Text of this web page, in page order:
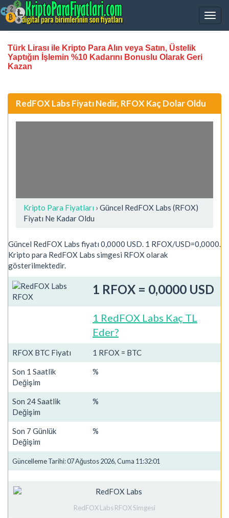
Türk Lirası ile Kripto Para Alın veya Satın, Üstelik
Yaptığın İşlemin %10 Kadarını Bonuslu Olarak Geri
Kazan
RedFOX Labs Fiyatı Nedir, RFOX Kaç Dolar Oldu
Kripto Para Fiyatları › Güncel RedFOX Labs (RFOX)
Fiyatı Ne Kadar Oldu
Güncel RedFOX Labs fiyatı 0,0000 USD. 1 RFOX/USD=0,0000.
Kripto para RedFOX Labs simgesi RFOX olarak
gösterilmektedir.
1 RFOX = 0,0000 USD
1 RedFOX Labs Kaç TL
Eder?
RFOX BTC Fiyatı 1 RFOX = BTC
Son 1 Saatlik
Değişim
%
Son 24 Saatlik
Değişim
%
Son 7 Günlük
Değişim
%
Güncelleme Tarihi: 07 Ağustos 2026, Cuma 11:32:01
RedFOX Labs RFOX Simgesi